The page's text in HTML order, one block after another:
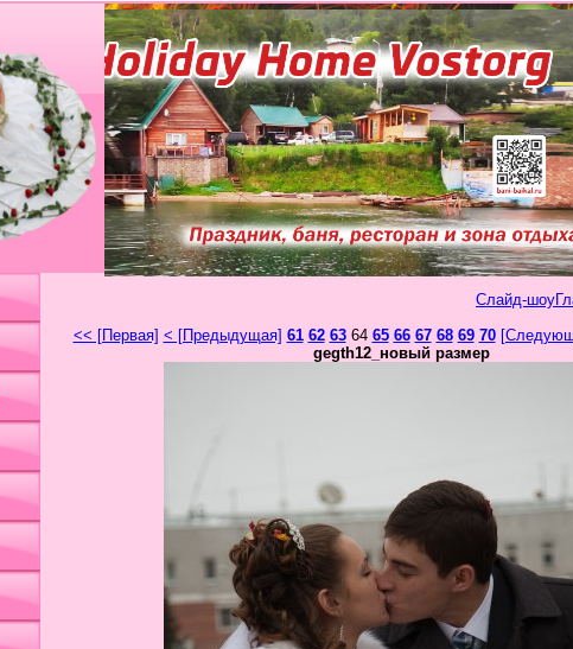
Слайд-шоу
<< [Первая] < [Предыдущая] 61 62 63 64 65 66 67 68 69 70
gegth12_новый размер